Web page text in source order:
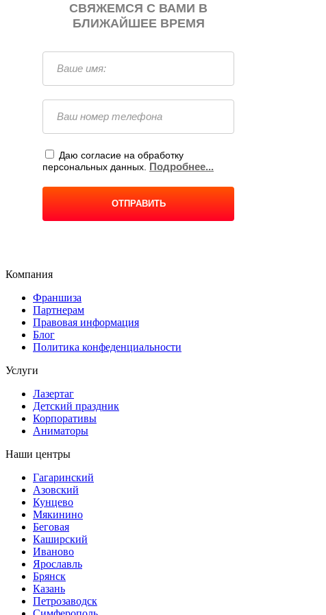
Компания
Франшиза
Партнерам
Правовая информация
Блог
Политика конфеденциальности
Услуги
Лазертаг
Детский праздник
Корпоративы
Аниматоры
Наши центры
Гагаринский
Азовский
Кунцево
Мякинино
Беговая
Каширский
Иваново
Ярославль
Брянск
Казань
Петрозаводск